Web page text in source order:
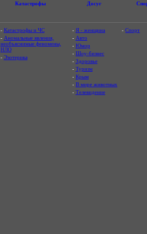
Катастрофы Досуг
- Катастрофы и ЧС
- Аномальные явления,
необъяснимые феномены,
НЛО
- Эзотерика
- Я - женщина
- Авто
- Юмор
- Шоу-бизнес
- Здоровье
- Туризм
- Крым
- В мире животных
- Телевидение
-Спорт